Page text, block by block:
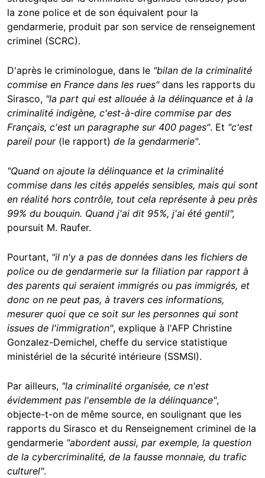
la zone police et de son équivalent pour la
gendarmerie, produit par son service de renseignement
criminel (SCRC).
D'après le criminologue, dans le "bilan de la criminalité
commise en France dans les rues"dans les rapports du
Sirasco, "la part qui est allouée à la délinquance et à la
criminalité indigène, c'est-à-dire commise par des
Français, c'est un paragraphe sur 400 pages". Et "c'est
pareil pour (le rapport) de la gendarmerie".
"Quand on ajoute la délinquance et la criminalité
commise dans les cités appelés sensibles, mais qui sont
en réalité hors contrôle, tout cela représente à peu près
99% du bouquin. Quand j'ai dit 95%, j'ai été gentil",
poursuit M. Raufer.
Pourtant, "il n'y a pas de données dans les fichiers de
police ou de gendarmerie sur la filiation par rapport à
des parents qui seraient immigrés ou pas immigrés, et
donc on ne peut pas, à travers ces informations,
mesurer quoi que ce soit sur les personnes qui sont
issues de l'immigration", explique à l'AFP Christine
Gonzalez-Demichel, cheffe du service statistique
ministériel de la sécurité intérieure (SSMSI).
Par ailleurs, "la criminalité organisée, ce n'est
évidemment pas l'ensemble de la délinquance",
objecte-t-on de même source, en soulignant que les
rapports du Sirasco et du Renseignement criminel de la
gendarmerie "abordent aussi, par exemple, la question
de la cybercriminalité, de la fausse monnaie, du trafic
culturel".